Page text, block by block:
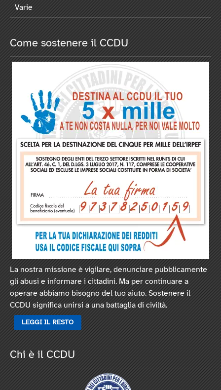
Varie
Come sostenere il CCDU
La nostra missione è vigilare, denunciare pubblicamente
gli abusi e informare i cittadini. Ma per continuare a
operare abbiamo bisogno del tuo aiuto. Sostenere il
CCDU significa unirsi a una battaglia di civiltà.
LEGGI IL RESTO
Chi è il CCDU